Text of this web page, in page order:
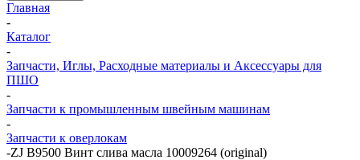
Главная
-
Каталог
-
Запчасти, Иглы, Расходные материалы и Аксессуары для
ПШО
-
Запчасти к промышленным швейным машинам
-
Запчасти к оверлокам
-ZJ B9500 Винт слива масла 10009264 (original)